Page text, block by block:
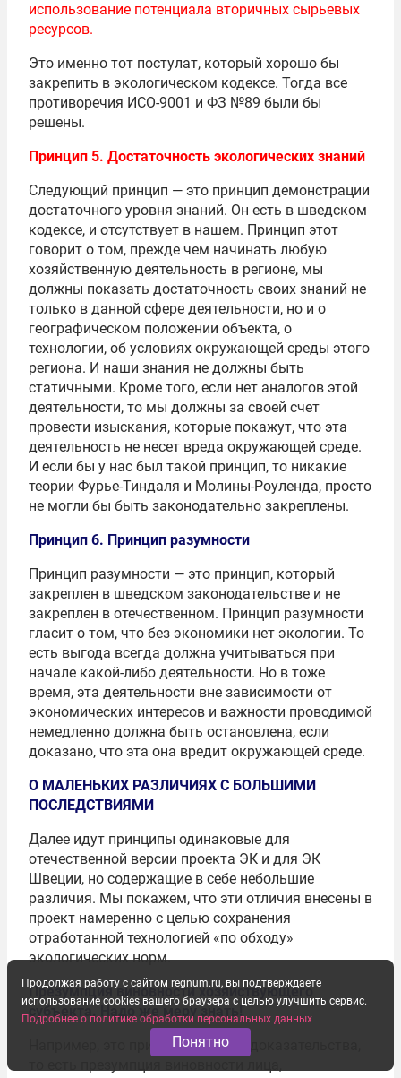
использование потенциала вторичных сырьевых
ресурсов.
Это именно тот постулат, который хорошо бы
закрепить в экологическом кодексе. Тогда все
противоречия ИСО-9001 и ФЗ №89 были бы
решены.
Принцип 5. Достаточность экологических знаний
Следующий принцип — это принцип демонстрации
достаточного уровня знаний. Он есть в шведском
кодексе, и отсутствует в нашем. Принцип этот
говорит о том, прежде чем начинать любую
хозяйственную деятельность в регионе, мы
должны показать достаточность своих знаний не
только в данной сфере деятельности, но и о
географическом положении объекта, о
технологии, об условиях окружающей среды этого
региона. И наши знания не должны быть
статичными. Кроме того, если нет аналогов этой
деятельности, то мы должны за своей счет
провести изыскания, которые покажут, что эта
деятельность не несет вреда окружающей среде.
И если бы у нас был такой принцип, то никакие
теории Фурье-Тиндаля и Молины-Роуленда, просто
не могли бы быть законодательно закреплены.
Принцип 6. Принцип разумности
Принцип разумности — это принцип, который
закреплен в шведском законодательстве и не
закреплен в отечественном. Принцип разумности
гласит о том, что без экономики нет экологии. То
есть выгода всегда должна учитываться при
начале какой-либо деятельности. Но в тоже
время, эта деятельности вне зависимости от
экономических интересов и важности проводимой
немедленно должна быть остановлена, если
доказано, что эта она вредит окружающей среде.
О МАЛЕНЬКИХ РАЗЛИЧИЯХ С БОЛЬШИМИ
ПОСЛЕДСТВИЯМИ
Далее идут принципы одинаковые для
отечественной версии проекта ЭК и для ЭК
Швеции, но содержащие в себе небольшие
различия. Мы покажем, что эти отличия внесены в
проект намеренно с целью сохранения
отработанной технологией «по обходу»
экологических норм.
Презумпция виновности хозяйствующего
субъекта. Надо же меру знать!
Например, это принцип бремени доказательства,
Продолжая работу с сайтом regnum.ru, вы подтверждаете
использование cookies вашего браузера с целью улучшить сервис.
Подробнее о политике обработки персональных данных
Понятно